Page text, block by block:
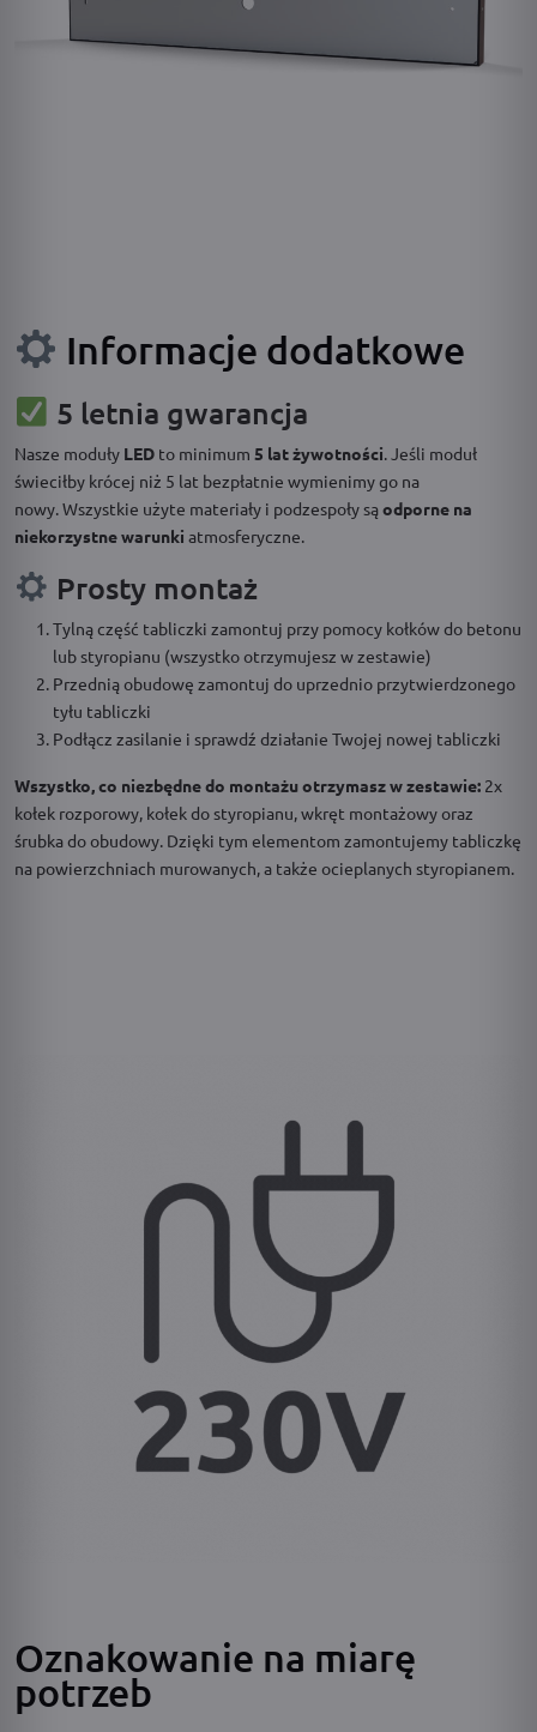
Informacje dodatkowe
5 letnia gwarancja
Nasze moduły LED to minimum 5 lat żywotności. Jeśli moduł
świeciłby krócej niż 5 lat bezpłatnie wymienimy go na
nowy. Wszystkie użyte materiały i podzespoły sąodporne na
niekorzystne warunki atmosferyczne.
Prosty montaż
Tylną część tabliczki zamontuj przy pomocy kołków do betonu
lub styropianu (wszystko otrzymujesz w zestawie)
Przednią obudowę zamontuj do uprzednio przytwierdzonego
tyłu tabliczki
Podłącz zasilanie i sprawdź działanie Twojej nowej tabliczki
Wszystko, co niezbędne do montażu otrzymasz w zestawie: 2x
kołek rozporowy, kołek do styropianu, wkręt montażowy oraz
śrubka do obudowy. Dzięki tym elementom zamontujemy tabliczkę
na powierzchniach murowanych, a także ocieplanych styropianem.
Oznakowanie na miarę
potrzeb